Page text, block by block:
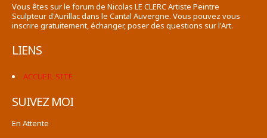
Vous êtes sur le forum de Nicolas LE CLERC Artiste Peintre
Sculpteur d'Aurillac dans le Cantal Auvergne. Vous pouvez vous
inscrire gratuitement, échanger, poser des questions sur l'Art.
LIENS
ACCUEIL SITE
SUIVEZ MOI
En Attente